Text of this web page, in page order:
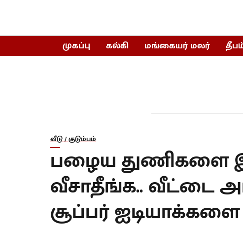
முகப்பு கல்கி மங்கையர் மலர்
வீடு / குடும்பம்
பழைய துணிகளை
வீசாதீங்க.. வீட்டை
சூப்பர்